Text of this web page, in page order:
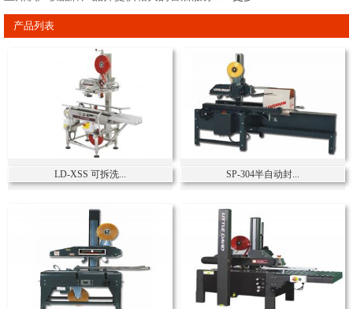
产品列表
LD-XSS 可拆洗... SP-304半自动封...